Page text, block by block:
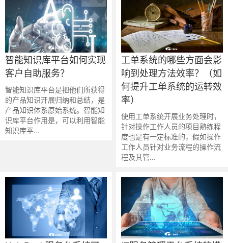
智能知识库平台如何实现
客户自助服务？
智能知识库平台是把他们所获得
的产品知识开展归纳和总结，是
产品知识体系原始系统。智能知
识库平台作用是，可以利用智能
知识库平...
工单系统的哪些方面会影
响到处理方法效率？（如
何提升工单系统的运转效
率）
使用工单系统开展业务处理时，
针对操作工作人员的项目熟练程
度也是有一定标准的，假如操作
工作人员针对业务流程的操作流
程及其管...